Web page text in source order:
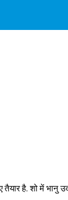
है. शो में भानु